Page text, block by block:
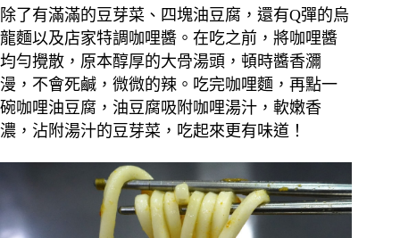
除了有滿滿的豆芽菜、四塊油豆腐，還有Q彈的烏
龍麵以及店家特調咖哩醬。在吃之前，將咖哩醬
均勻攪散，原本醇厚的大骨湯頭，頓時醬香瀰
漫，不會死鹹，微微的辣。吃完咖哩麵，再點一
碗咖哩油豆腐，油豆腐吸附咖哩湯汁，軟嫩香
濃，沾附湯汁的豆芽菜，吃起來更有味道！